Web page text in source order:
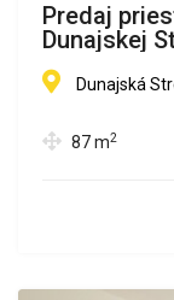
Predaj
Dunajskej
blízko centra
Dunajská
87m2